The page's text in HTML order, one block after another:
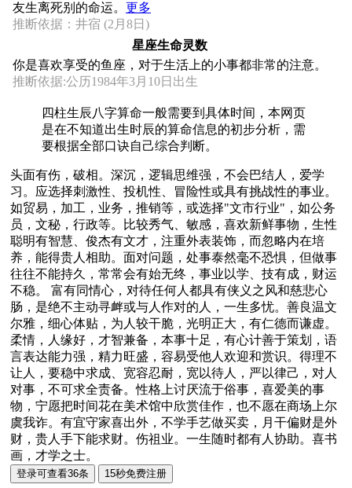
友生离死别的命运。 更多
推断依据：井宿 (2月8日)
星座生命灵数
你是喜欢享受的鱼座，对于生活上的小事都非常的注意。
推断依据:公历1984年3月10日出生
四柱生辰八字算命一般需要到具体时间，本网页
是在不知道出生时辰的算命信息的初步分析，需
要根据全部口诀自己综合判断。
头面有伤，破相。深沉，逻辑思维强，不会巴结人，爱学
习。应选择刺激性、投机性、冒险性或具有挑战性的事业。
如贸易，加工，业务，推销等，或选择"文市行业"，如公务
员，文秘，行政等。比较秀气、敏感，喜欢新鲜事物，生性
聪明有智慧、俊杰有文才，注重外表装饰，而忽略内在培
养，能得贵人相助。面对问题，处事泰然毫不恐惧，但做事
往往不能持久，常常会有始无终，事业以学、技有成，财运
不稳。 富有同情心，对待任何人都具有侠义之风和慈悲心
肠，是绝不主动寻衅或与人作对的人，一生多忧。善良温文
尔雅，细心体贴，为人较干脆，光明正大，有仁德而谦虚。
柔情，人缘好，才智兼备，本事十足，有心计善于策划，语
言表达能力强，精力旺盛，容易受他人欢迎和赏识。得理不
让人，要稳中求成、宽容忍耐，宽以待人，严以律己，对人
对事，不可求全责备。性格上讨厌流于俗事，喜爱美的事
物，宁愿把时间花在美术馆中欣赏佳作，也不愿在商场上尔
虞我诈。有宜守家喜出外，不学手艺做买卖，月干偏财是外
财，贵人手下能求财。伤祖业。一生随时都有人协助。喜书
画，才学之士。